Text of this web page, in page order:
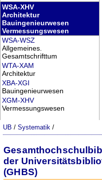
WSA-XHV
Architektur
Bauingenieurwesen
Vermessungswesen
WSA-WSZ
Allgemeines.
Gesamtschrifttum
WTA-XAM
Architektur
XBA-XGI
Bauingenieurwesen
XGM-XHV
Vermessungswesen
UB /Systematik /
der
(GHBS)